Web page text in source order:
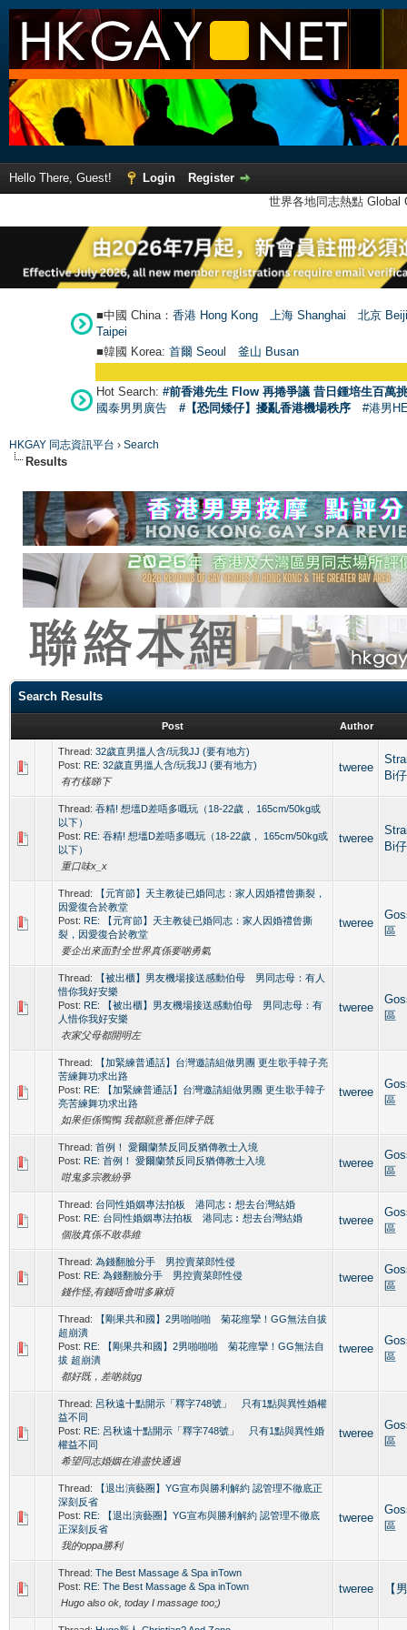
Hello There, Guest! Login
Register
世界各地同志熱點
■中國 China： 香港 Hong Kong 上海 Shanghai
北京
Taipei
■韓國 Korea: 首爾 Seoul 釜山 Busan
Hot Search: #前香港先生 Flow 再捲爭議 昔日鍾培生百萬
國泰男男廣告
#【恐同矮仔】擾亂香港機場秩序 #港男
HKGAY 同志資訊平台 › Search
Results
Search Results
Post Author
Thread: 32歲直男搵人含/玩我JJ (要有地方)
Post: RE: 32歲直男搵人含/玩我JJ (要有地方)
有冇樣睇下
tweree
Bi
Thread: 吞精! 想塭D差唔多嘅玩（18-22歲， 165cm/50kg或
以下）
Post: RE: 吞精! 想塭D差唔多嘅玩（18-22歲， 165cm/50kg或
以下）
重口味x_x
tweree
Bi
Thread:
【元宵節】天主教徒已婚同志：家人因婚禮曾撕裂，
因愛復合於教堂
Post: RE: 【元宵節】天主教徒已婚同志：家人因婚禮曾撕
裂，因愛復合於教堂
要企出來面對全世界真係要啲勇氣
tweree
區
Thread:
【被出櫃】男友機場接送感動伯母 男同志母：有人
惜你我好安樂
Post: RE: 【被出櫃】男友機場接送感動伯母 男同志母：有
人惜你我好安樂
衣家父母都開明左
tweree
區
Thread:
【加緊練普通話】台灣邀請組做男團 更生歌手韓子亮
苦練舞功求出路
Post: RE: 【加緊練普通話】台灣邀請組做男團 更生歌手韓子
亮苦練舞功求出路
如果佢係鴨鴨 我都願意番佢牌子既
tweree
區
Thread: 首例！ 愛爾蘭禁反同反猶傳教士入境
Post: RE: 首例！ 愛爾蘭禁反同反猶傳教士入境
咁鬼多宗教紛爭
tweree
區
Thread: 台同性婚姻專法拍板 港同志︰想去台灣結婚
Post: RE: 台同性婚姻專法拍板 港同志︰想去台灣結婚
個妝真係不敢恭維
tweree
區
Thread: 為錢翻臉分手 男控賣菜郎性侵
Post: RE: 為錢翻臉分手 男控賣菜郎性侵
錢作怪,有錢唔會咁多麻煩
tweree
區
Thread:
【剛果共和國】2男啪啪啪 菊花痙攣！GG無法自拔
超崩潰
Post: RE: 【剛果共和國】2男啪啪啪 菊花痙攣！GG無法自
拔 超崩潰
都好既，差啲就gg
tweree
區
Thread: 呂秋遠十點開示「釋字748號」 只有1點與異性婚權
益不同
Post: RE: 呂秋遠十點開示「釋字748號」 只有1點與異性婚
權益不同
希望同志婚姻在港盡快通過
tweree
區
Thread:
【退出演藝圈】YG宣布與勝利解約 認管理不徹底正
深刻反省
Post: RE: 【退出演藝圈】YG宣布與勝利解約 認管理不徹底
正深刻反省
我的oppa勝利
tweree
區
Thread: The Best Massage & Spa inTown
Post: RE: The Best Massage & Spa inTown
Hugo also ok, today I massage too;)
tweree 【